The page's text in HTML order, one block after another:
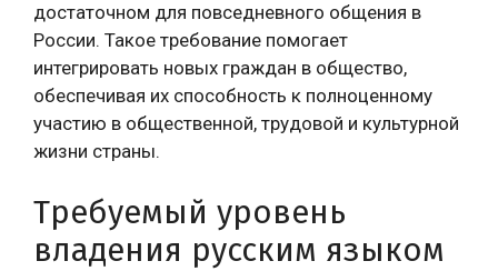
достаточном для повседневного общения в
России. Такое требование помогает
интегрировать новых граждан в общество,
обеспечивая их способность к полноценному
участию в общественной, трудовой и культурной
жизни страны.
Требуемый уровень
владения русским языком